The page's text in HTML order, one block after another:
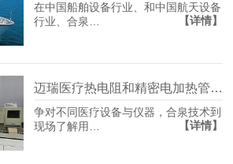
在中国船舶设备行业、和中国航天设备
行业、合泉…
【详情】
迈瑞医疗热电阻和精密电加热管项目
争对不同医疗设备与仪器，合泉技术到
现场了解用…
【详情】